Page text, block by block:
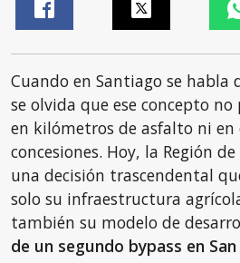
Cuando en Santiago se habla
se olvida que ese concepto
en kilómetros de asfalto ni en
concesiones. Hoy, la Región
una decisión trascendental
solo su infraestructura
también su modelo de
de un segundo bypass en